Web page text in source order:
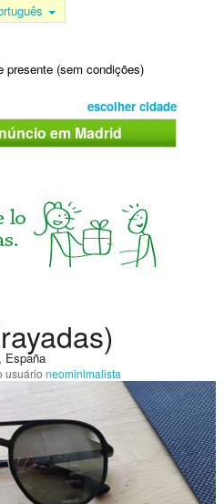
presente (sem condições)
escolher cidade
em Madrid
España
usuário neominimalista